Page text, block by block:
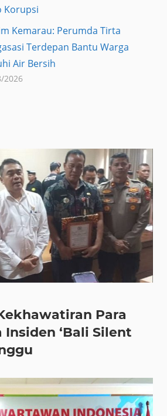
Korupsi
Kemarau: Perumda Tirta
Terdepan Bantu Warga
Air Bersih
2026
Para
Insiden ‘Bali Silent